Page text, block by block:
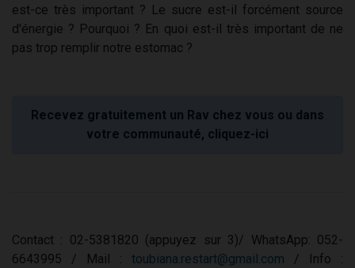
est-ce très important ? Le sucre est-il forcément source
d'énergie ? Pourquoi ? En quoi est-il très important de ne
pas trop remplir notre estomac ?
Recevez gratuitement un Rav chez vous ou dans
votre communauté, cliquez-ici
Contact : 02-5381820 (appuyez sur 3)/ WhatsApp: 052-
6643995 / Mail : toubiana.restart@gmail.com / Info :